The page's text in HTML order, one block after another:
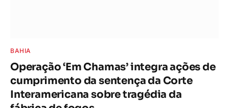
BAHIA
Operação ‘Em Chamas’ integra ações de
cumprimento da sentença da Corte
Interamericana sobre tragédia da